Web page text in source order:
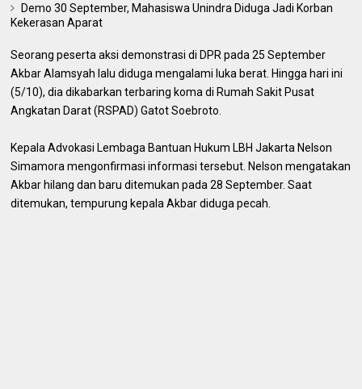
Demo 30 September, Mahasiswa Unindra Diduga Jadi Korban
Kekerasan Aparat
Seorang peserta aksi demonstrasi di DPR pada 25 September
Akbar Alamsyah lalu diduga mengalami luka berat. Hingga hari ini
(5/10), dia dikabarkan terbaring koma di Rumah Sakit Pusat
Angkatan Darat (RSPAD) Gatot Soebroto.
Kepala Advokasi Lembaga Bantuan Hukum LBH Jakarta Nelson
Simamora mengonfirmasi informasi tersebut. Nelson mengatakan
Akbar hilang dan baru ditemukan pada 28 September. Saat
ditemukan, tempurung kepala Akbar diduga pecah.